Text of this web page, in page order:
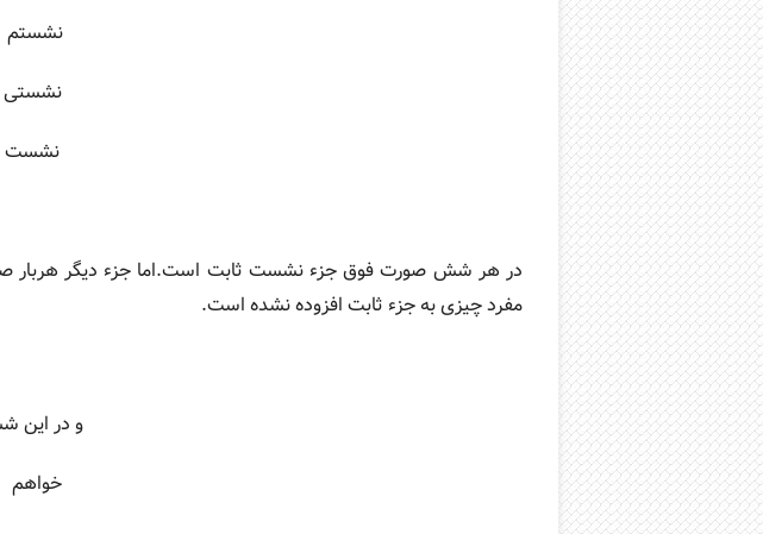
در هر شش صورت فوق جزء نشست ثابت است.اما جزء دیگر هربار
مفرد چیزی به جزء ثابت افزوده نشده است.
و در این